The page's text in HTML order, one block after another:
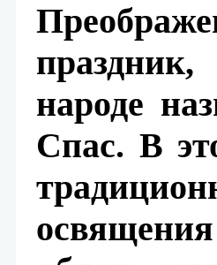
народе
Спас. В